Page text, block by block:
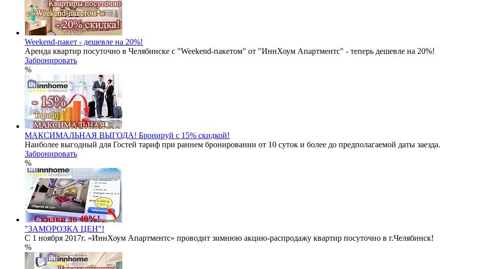
Weekend-пакет - дешевле на 20%!
Аренда квартир посуточно в Челябинске с "Weekend-пакетом" от "ИннХоум Апартментс" - теперь дешевле на 20%!
Забронировать
%
МАКСИМАЛЬНАЯ ВЫГОДА! Бронируй с 15% скидкой!
Наиболее выгодный для Гостей тариф при раннем бронировании от 10 суток и более до предполагаемой даты заезда.
Забронировать
%
"ЗАМОРОЗКА ЦЕН"!
С 1 ноября 2017г. «ИннХоум Апартментс» проводит зимнюю акцию-распродажу квартир посуточно в г.Челябинск!
%